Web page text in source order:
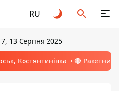
RU
13 Серпня 2025
Костянтинівка 🔴 Ракетний